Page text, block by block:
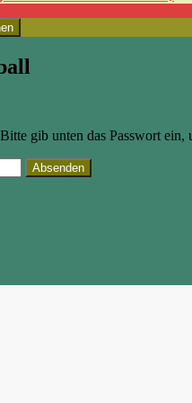
gib unten das Passwort ein,